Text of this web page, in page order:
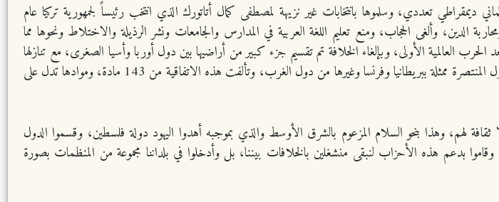
ديمقراطي تعددي، وسلموها بانتخابات غير نزيهة لمصطفى كمال أتاتورك الذي انتخب رئيساً لجمهورية تركيا عام
الدين، وألغى الحجاب، ومنع تعليم اللغة العربية في المدارس والجامعات ونشر الرذيلة والاختلاط ونحوها مما
العالمية الأولى، وبإلغاء الخلافة تم تقسيم جزء كبير من أراضيها بين دول أوربا وأسيا الصغرى، مع تنازلها
عن أملاكها في ثلاث قارات في العالم، بموجب توقيع اتفاقية ” لوزان” بسويسرا عام 1923 بين تركيا والدول المنتصرة ممثلة ببريطانيا وفرنسا وغيرها من دول الغرب، وتألفت هذه الاتفاقية من 143 مادة، وموادها تدل على
لهم، وهذا بنحو السلام المزعوم بالشرق الأوسط والذي بموجبه أهدوا اليهود دولة فلسطين، وقسموا الدول
بدعم هذه الأحزاب لنبقى منشغلين بالخلافات بيننا، بل وأدخلوا في بلداننا مجموعة من المنظمات بصورة